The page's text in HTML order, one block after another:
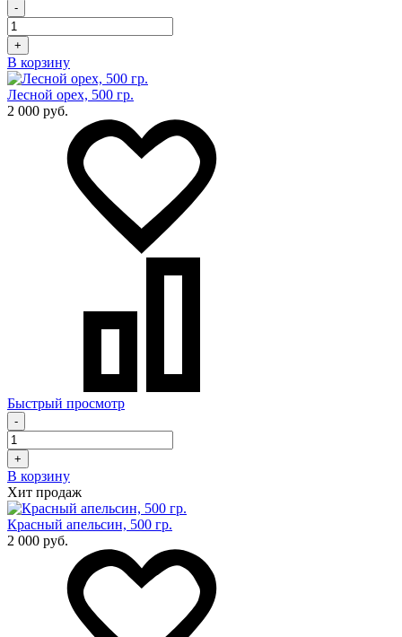
-
+
В корзину
Лесной орех, 500 гр.
2 000 руб.
Быстрый просмотр
-
+
В корзину
Хит продаж
Красный апельсин, 500 гр.
2 000 руб.